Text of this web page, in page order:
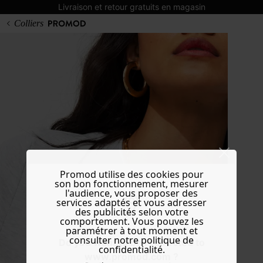
Livraison et retour gratuits en magasin
Do you want to be redirected to
www.promod.com ?
Colliers
Promod utilise des cookies pour
son bon fonctionnement, mesurer
l'audience, vous proposer des
services adaptés et vous adresser
des publicités selon votre
comportement. Vous pouvez les
paramétrer à tout moment et
consulter notre politique de
confidentialité.